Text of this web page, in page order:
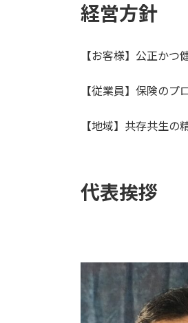
経営方針
【お客様】公正か
【従業員】保険の
【地域】共存共生
代表挨拶